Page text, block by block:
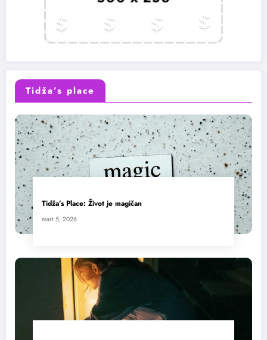
Tidža’s place
Tidža’s Place: Život je magičan
mart 5, 2026